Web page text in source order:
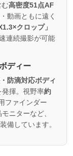
高密度51点AF
動画ともに遠く
クロップ」
連続撮影が可能
ディー
防滴対応ボディ
揮。視野率約
ファインダー
ニターなど、
備しています。